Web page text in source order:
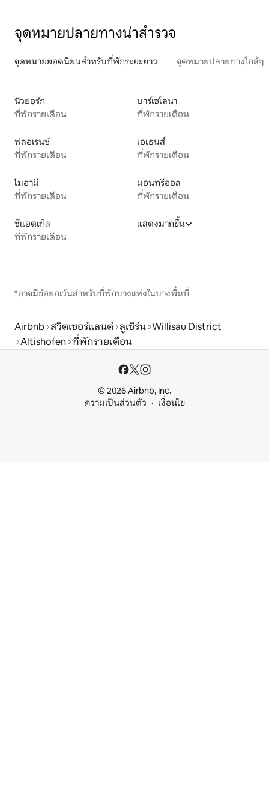
จุดหมายปลายทางน่าสำรวจ
จุดหมายยอดนิยมสำหรับที่พักระยะยาว จุดหมายปลายทางใกล้ๆ
นิวยอร์ก
ที่พักรายเดือน
บาร์เซโลนา
ที่พักรายเดือน
ฟลอเรนซ์
ที่พักรายเดือน
เอเธนส์
ที่พักรายเดือน
ไมอามี
ที่พักรายเดือน
มอนทรีออล
ที่พักรายเดือน
ซีแอตเทิล
ที่พักรายเดือน
แสดงมากขึ้น
*อาจมีข้อยกเว้นสำหรับที่พักบางแห่งในบางพื้นที่
Airbnb สวิตเซอร์แลนด์ ลูเซิร์น Willisau District
Altishofen ที่พักรายเดือน
© 2026 Airbnb, Inc.
ความเป็นส่วนตัว
เงื่อนไข